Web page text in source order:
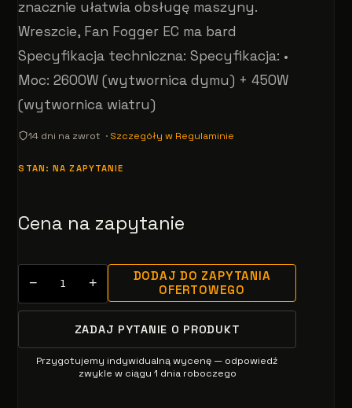
znacznie ułatwia obsługę maszyny.
Wreszcie, Fan Fogger EC ma bard
Specyfikacja techniczna: Specyfikacja: •
Moc: 2600W (wytwornica dymu) + 450W
(wytwornica wiatru)
14 dni na zwrot · Szczegóły w Regulaminie
STAN: NA ZAPYTANIE
Cena na zapytanie
− +
DODAJ DO ZAPYTANIA
OFERTOWEGO
ZADAJ PYTANIE O PRODUKT
Przygotujemy indywidualną wycenę — odpowiedź
zwykle w ciągu 1 dnia roboczego